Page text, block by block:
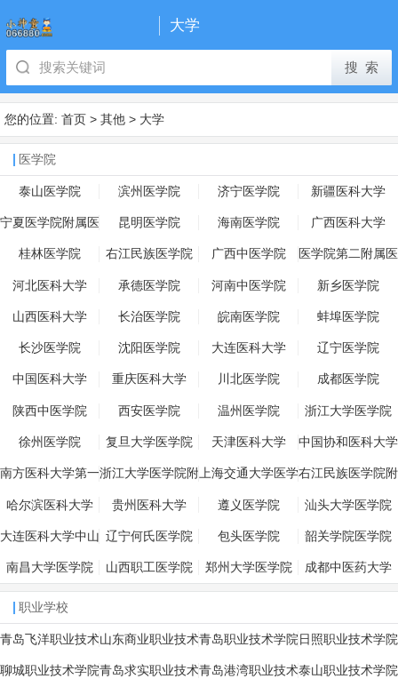
大学
您的位置: 首页 > 其他 > 大学
医学院
泰山医学院 滨州医学院 济宁医学院 新疆医科大学
宁夏医学院附属医
院
昆明医学院 海南医学院 广西医科大学
桂林医学院 右江民族医学院 广西中医学院 医学院第二附属医
院
河北医科大学 承德医学院 河南中医学院 新乡医学院
山西医科大学 长治医学院 皖南医学院 蚌埠医学院
长沙医学院 沈阳医学院 大连医科大学 辽宁医学院
中国医科大学 重庆医科大学 川北医学院 成都医学院
陕西中医学院 西安医学院 温州医学院 浙江大学医学院
徐州医学院 复旦大学医学院 天津医科大学 中国协和医科大学
南方医科大学第一
临床医学院南方医
院
浙江大学医学院附
属邵逸夫医院
上海交通大学医学
院附属第三人民医
院
右江民族医学院附
属医院
哈尔滨医科大学 贵州医科大学 遵义医学院 汕头大学医学院
大连医科大学中山
学院
辽宁何氏医学院 包头医学院 韶关学院医学院
南昌大学医学院 山西职工医学院 郑州大学医学院 成都中医药大学
职业学校
青岛飞洋职业技术
学院
山东商业职业技术
学院
青岛职业技术学院 日照职业技术学院
聊城职业技术学院青岛求实职业技术青岛港湾职业技术泰山职业技术学院